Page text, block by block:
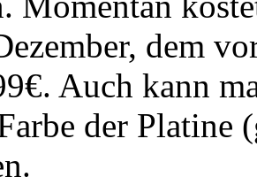
dem
Auch kann
der Platine